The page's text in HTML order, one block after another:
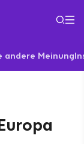
andere Meinung